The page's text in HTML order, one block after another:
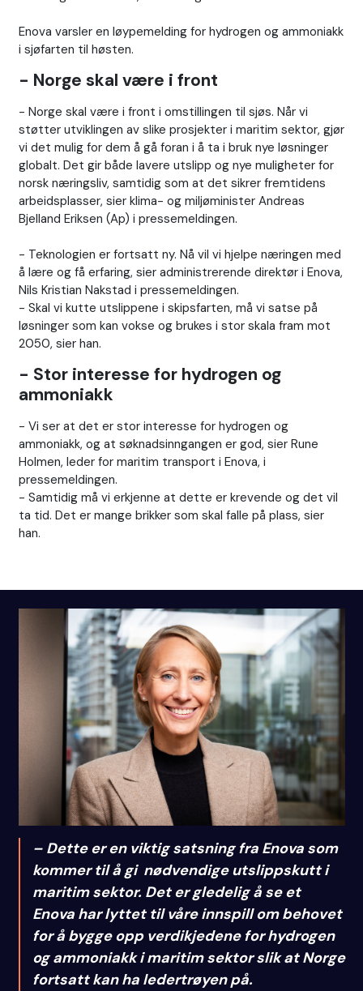
Enova varsler en løypemelding for hydrogen og ammoniakk
i sjøfarten til høsten.
- Norge skal være i front
- Norge skal være i front i omstillingen til sjøs. Når vi
støtter utviklingen av slike prosjekter i maritim sektor, gjør
vi det mulig for dem å gå foran i å ta i bruk nye løsninger
globalt. Det gir både lavere utslipp og nye muligheter for
norsk næringsliv, samtidig som at det sikrer fremtidens
arbeidsplasser, sier klima- og miljøminister Andreas
Bjelland Eriksen (Ap) i pressemeldingen.
- Teknologien er fortsatt ny. Nå vil vi hjelpe næringen med
å lære og få erfaring, sier administrerende direktør i Enova,
Nils Kristian Nakstad i pressemeldingen.
- Skal vi kutte utslippene i skipsfarten, må vi satse på
løsninger som kan vokse og brukes i stor skala fram mot
2050, sier han.
- Stor interesse for hydrogen og
ammoniakk
- Vi ser at det er stor interesse for hydrogen og
ammoniakk, og at søknadsinngangen er god, sier Rune
Holmen, leder for maritim transport i Enova, i
pressemeldingen.
- Samtidig må vi erkjenne at dette er krevende og det vil
ta tid. Det er mange brikker som skal falle på plass, sier
han.
– Dette er en viktig satsning fra Enova som
kommer til å gi nødvendige utslippskutt i
maritim sektor. Det er gledelig å se et
Enova har lyttet til våre innspill om behovet
for å bygge opp verdikjedene for hydrogen
og ammoniakk i maritim sektor slik at Norge
fortsatt kan ha ledertrøyen på.